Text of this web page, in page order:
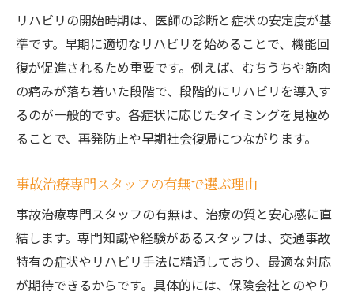
リハビリの開始時期は、医師の診断と症状の安定度が基
準です。早期に適切なリハビリを始めることで、機能回
復が促進されるため重要です。例えば、むちうちや筋肉
の痛みが落ち着いた段階で、段階的にリハビリを導入す
るのが一般的です。各症状に応じたタイミングを見極め
ることで、再発防止や早期社会復帰につながります。
事故治療専門スタッフの有無で選ぶ理由
事故治療専門スタッフの有無は、治療の質と安心感に直
結します。専門知識や経験があるスタッフは、交通事故
特有の症状やリハビリ手法に精通しており、最適な対応
が期待できるからです。具体的には、保険会社とのやり